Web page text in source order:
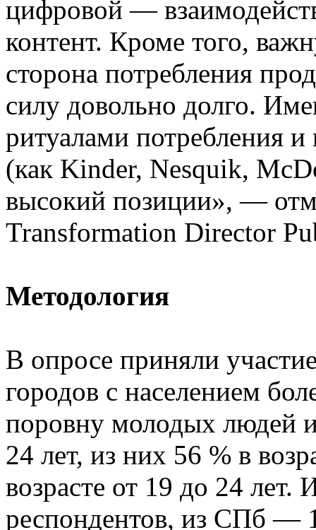
цифровой —
контент. Кроме того,
сторона потребления
силу довольно долго.
ритуалами потребления
(как Kinder, Nesquik,
высокий позиции», —
Transformation Director
Методология
В опросе приняли
городов с населением
поровну молодых людей
24 лет, из них 56 % в
возрасте от 19 до 24
респондентов, из СПб —